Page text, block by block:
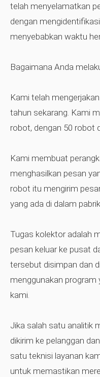
telah menyelamatkan
dengan
menyebabkan waktu
Bagaimana Anda
Kami telah
tahun sekarang. Kami
robot, dengan 50 robot
Kami membuat
menghasilkan pesan
robot itu mengirim
yang ada di dalam
Tugas kolektor adalah
pesan keluar ke pusat
tersebut disimpan dan
menggunakan program
kami.
Jika salah satu analitik
dikirim ke pelanggan
satu teknisi layanan
untuk memastikan